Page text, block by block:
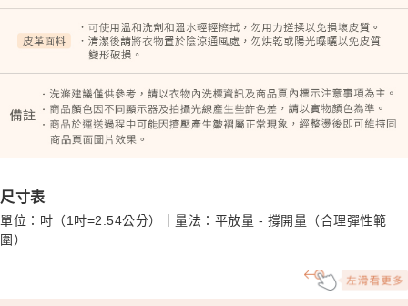
尺寸表
單位：吋（1吋=2.54公分）｜量法：平放量 - 撐開量（合理彈性範
圍）